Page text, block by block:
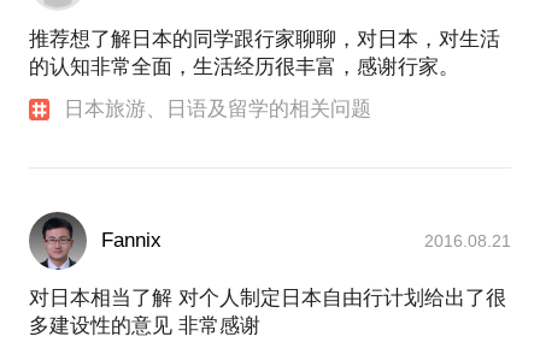
我作为一名“日本通”可以为你解答一切关于日本的问
题，包括：
日语等级考试应试；
日语同声传译；
日本留学咨询（语言学校/大学/研究生申请报考）；
面问题。
以我在日本的经历和对日本的熟知程度绝对为你节省
各种时间、经济的成本，为你所需求的方向达到最佳
效果，使你获得你想要的知识与经验。希望我的经验
推荐想了解日本的同学跟行家聊聊，对日本，对生活
的认知非常全面，生活经历很丰富，感谢行家。
日本旅游、日语及留学的相关问题
Fannix 2016.08.21
对日本相当了解 对个人制定日本自由行计划给出了很
多建设性的意见 非常感谢